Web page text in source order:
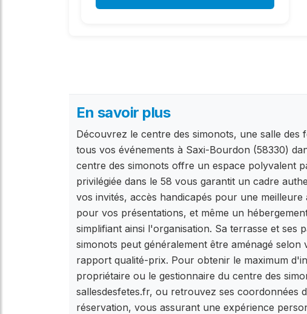
En savoir plus
Découvrez le centre des simonots, une salle
tous vos événements à Saxi-Bourdon (58330)
centre des simonots offre un espace polyvalent
privilégiée dans le 58 vous garantit un cadre
vos invités, accès handicapés pour une
pour vos présentations, et même un
simplifiant ainsi l'organisation. Sa terrasse et
simonots peut généralement être aménagé
rapport qualité-prix. Pour obtenir le maximum
propriétaire ou le gestionnaire du centre des
sallesdesfetes.fr, ou retrouvez ses coordonnées
réservation, vous assurant une expérience